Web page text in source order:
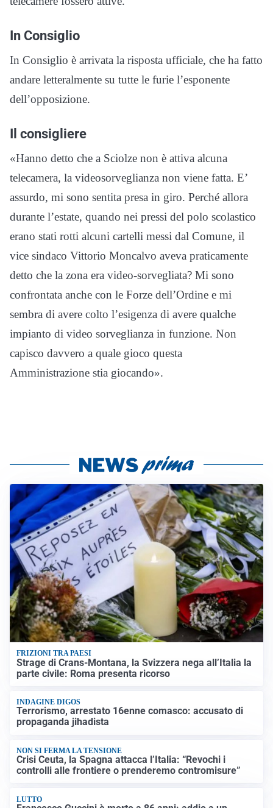
In Consiglio
In Consiglio è arrivata la risposta ufficiale, che ha fatto
andare letteralmente su tutte le furie l’esponente
dell’opposizione.
Il consigliere
«Hanno detto che a Sciolze non è attiva alcuna
telecamera, la videosorveglianza non viene fatta. E’
assurdo, mi sono sentita presa in giro. Perché allora
durante l’estate, quando nei pressi del polo scolastico
erano stati rotti alcuni cartelli messi dal Comune, il
vice sindaco Vittorio Moncalvo aveva praticamente
detto che la zona era video-sorvegliata? Mi sono
confrontata anche con le Forze dell’Ordine e mi
sembra di avere colto l’esigenza di avere qualche
impianto di video sorveglianza in funzione. Non
capisco davvero a quale gioco questa
Amministrazione stia giocando».
FRIZIONI TRA PAESI
Strage di Crans-Montana, la Svizzera nega all’Italia la
parte civile: Roma presenta ricorso
INDAGINE DIGOS
Terrorismo, arrestato 16enne comasco: accusato di
propaganda jihadista
NON SI FERMA LA TENSIONE
Crisi Ceuta, la Spagna attacca l’Italia: “Revochi i
controlli alle frontiere o prenderemo contromisure”
LUTTO